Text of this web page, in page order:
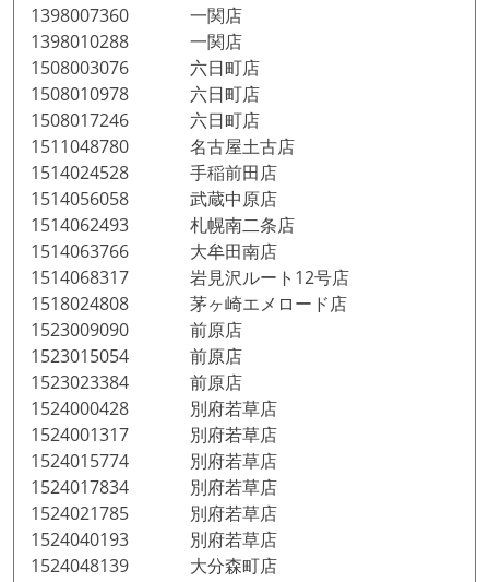
1398007360 一関店
1398010288 一関店
1508003076 六日町店
1508010978 六日町店
1508017246 六日町店
1511048780 名古屋土古店
1514024528 手稲前田店
1514056058 武蔵中原店
1514062493 札幌南二条店
1514063766 大牟田南店
1514068317 岩見沢ルート12号店
1518024808 茅ヶ崎エメロード店
1523009090 前原店
1523015054 前原店
1523023384 前原店
1524000428 別府若草店
1524001317 別府若草店
1524015774 別府若草店
1524017834 別府若草店
1524021785 別府若草店
1524040193 別府若草店
1524048139 大分森町店